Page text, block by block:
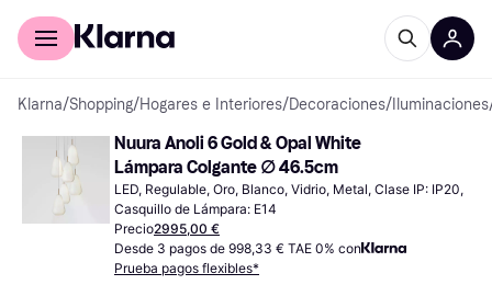
Comprar con Klarna
Klarna/Shopping/Hogares e Interiores/Decoraciones/ Iluminaciones
Nuura Anoli 6 Gold & Opal White
Lámpara Colgante ∅ 46.5cm
LED, Regulable, Oro, Blanco, Vidrio, Metal, Clase IP: IP20,
Casquillo de Lámpara: E14
Precio2995,00 €
Desde 3 pagos de 998,33 € TAE 0% con
Prueba pagos flexibles*